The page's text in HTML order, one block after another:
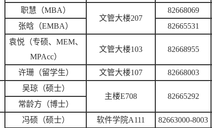
职慧（MBA）
文管大楼207
82668069
张晗（EMBA）
82665531
袁悦（专硕、MEM、
MPAcc）
文管大楼103 82668955
许珊（留学生） 文管大楼107 82668003
吴琼（硕士）
主楼E708
82665292
常龄方（博士）
冯硕（硕士） 软件学院A111 82663000-8003